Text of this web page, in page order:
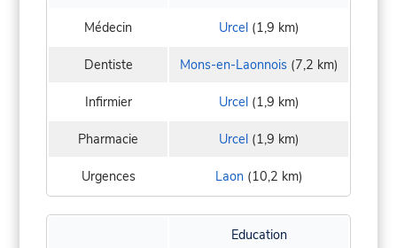
Médecin Urcel(1,9 km)
Dentiste Mons-en-Laonnois(7,2 km)
Infirmier Urcel(1,9 km)
Pharmacie Urcel(1,9 km)
Urgences Laon(10,2 km)
Education